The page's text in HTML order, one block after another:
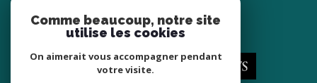
Nous
ADHÉRONS
Comme beaucoup, notre site
utilise les cookies
On aimerait vous accompagner pendant
votre visite.